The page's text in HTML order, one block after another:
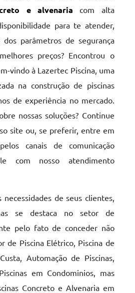
e alvenaria com alta
para te atender,
parâmetros de segurança
preços? Encontrou o
vindo à Lazertec Piscina, uma
na construção de piscinas
de experiência no mercado.
nossas soluções? Continue
site ou, se preferir, entre em
canais de comunicação
com nosso atendimento
de seus clientes,
se destaca no setor de
pelo fato de conceder não
de Piscina Elétrico, Piscina de
Automação de Piscinas,
em Condominios, mas
Concreto e Alvenaria em